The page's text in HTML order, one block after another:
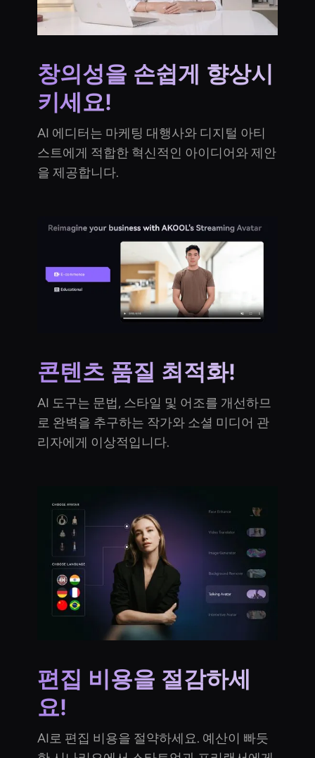
창의성을 손쉽게 향상시
키세요!
AI 에디터는 마케팅 대행사와 디지털 아티
스트에게 적합한 혁신적인 아이디어와 제안
을 제공합니다.
콘텐츠 품질 최적화!
AI 도구는 문법, 스타일 및 어조를 개선하므
로 완벽을 추구하는 작가와 소셜 미디어 관
리자에게 이상적입니다.
편집 비용을 절감하세
요!
AI로 편집 비용을 절약하세요. 예산이 빠듯